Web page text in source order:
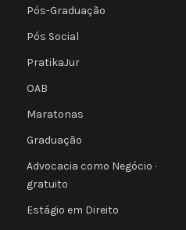
Pós-Graduação
Pós Social
PratikaJur
OAB
Maratonas
Graduação
Advocacia como Negócio ·
gratuito
Estágio em Direito